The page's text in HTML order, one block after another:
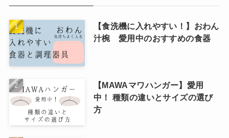
【食洗機に入れやすい！】おわん
汁椀 愛用中のおすすめの食器
【MAWAマワハンガー】愛用
中！ 種類の違いとサイズの選び
方